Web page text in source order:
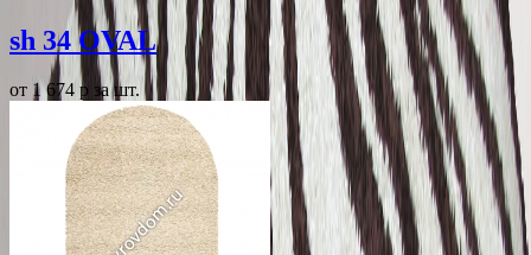
sh 34 OVAL
от 1 674 p за шт.